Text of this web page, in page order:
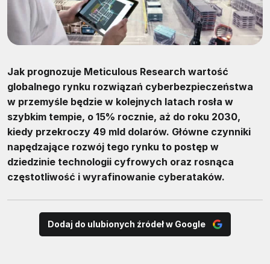
Jak prognozuje Meticulous Research wartość
globalnego rynku rozwiązań cyberbezpieczeństwa
w przemyśle będzie w kolejnych latach rosła w
szybkim tempie, o 15% rocznie, aż do roku 2030,
kiedy przekroczy 49 mld dolarów. Główne czynniki
napędzające rozwój tego rynku to postęp w
dziedzinie technologii cyfrowych oraz rosnąca
częstotliwość i wyrafinowanie cyberataków.
Dodaj do ulubionych źródeł w Google